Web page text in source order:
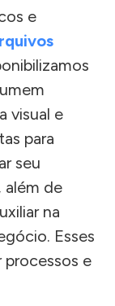
e
visual e
para
seu
além de
na
Esses
processos e